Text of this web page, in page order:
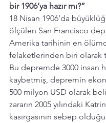
bir 1906’ya hazır mı?”
18 Nisan 1906’da
ölçülen San Francisco
Amerika tarihinin en
felaketlerinden biri olarak
Bu depremde 3000 insan
kaybetmiş, depremin
500 milyon USD olarak
zararın 2005 yılındaki
kasırgasının sebep